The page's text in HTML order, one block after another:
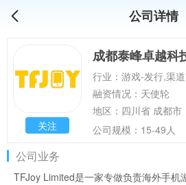
公司详情
关注
成都泰峰卓越科
行业：游戏-发行,渠道
融资情况：天使轮
地区：四川省 成都市
公司规模：15-49人
公司业务
TFJoy Limited是一家专做负责海外手机